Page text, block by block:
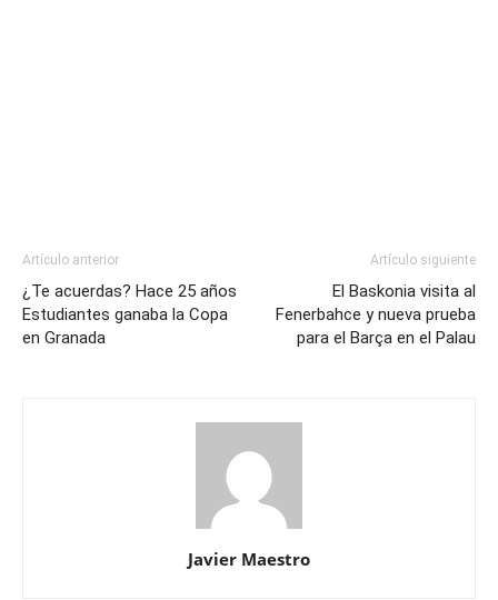
Artículo anterior
¿Te acuerdas? Hace 25 años
Estudiantes ganaba la Copa
en Granada
Artículo siguiente
El Baskonia visita al
Fenerbahce y nueva prueba
para el Barça en el Palau
Javier Maestro